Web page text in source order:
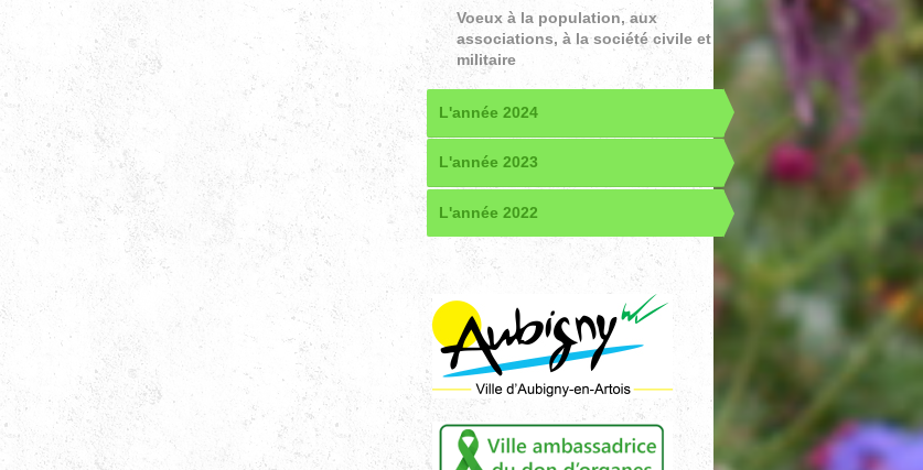
Voeux à la population, aux
associations, à la société civile et
militaire
L'année 2024
L'année 2023
L'année 2022